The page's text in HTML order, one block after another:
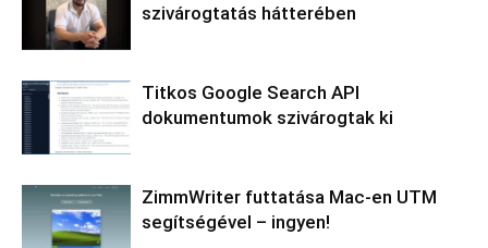
szivárogtatás hátterében
Titkos Google Search API
dokumentumok szivárogtak ki
ZimmWriter futtatása Mac-en UTM
segítségével – ingyen!